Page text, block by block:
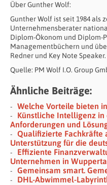
Über Gunther Wolf:
Gunther Wolf ist seit 1984 als
Unternehmensberater
Diplom-Ökonom und Diplom-
Managementbüchern und
Redner und Key Note Speaker.
Quelle: PM Wolf I.O. Group
Ähnliche Beiträge:
Welche Vorteile bieten
Künstliche Intelligenz
Anforderungen und
Qualifizierte Fachkräfte
Unterstützung für die
Effiziente
Unternehmen in
Gemeinsam smart.
DHL-Abwimmel-